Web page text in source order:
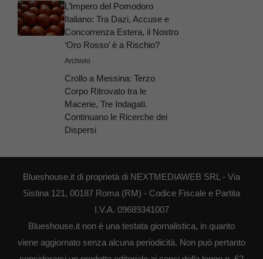
L’Impero del Pomodoro
Italiano: Tra Dazi, Accuse e
Concorrenza Estera, il Nostro
‘Oro Rosso’ è a Rischio?
Archivio
Crollo a Messina: Terzo
Corpo Ritrovato tra le
Macerie, Tre Indagati.
Continuano le Ricerche dei
Dispersi
Blueshouse.it di proprietà di NEXTMEDIAWEB SRL - Via
Sistina 121, 00187 Roma (RM) - Codice Fiscale e Partita
I.V.A. 09689341007
Blueshouse.it non è una testata giornalistica, in quanto
viene aggiornato senza alcuna periodicità. Non può pertanto